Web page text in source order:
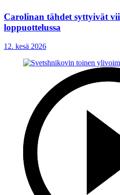
Carolinan tähdet syttyivät
loppuottelussa
12. kesä 2026